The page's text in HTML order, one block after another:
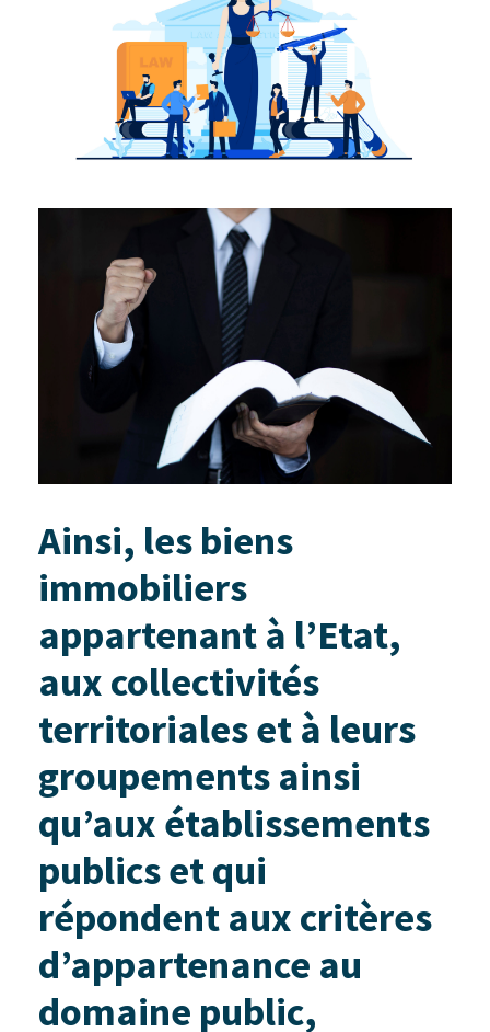
Ainsi, les biens
immobiliers
appartenant à l’Etat,
aux collectivités
territoriales et à leurs
groupements ainsi
qu’aux établissements
publics et qui
répondent aux critères
d’appartenance au
domaine public,